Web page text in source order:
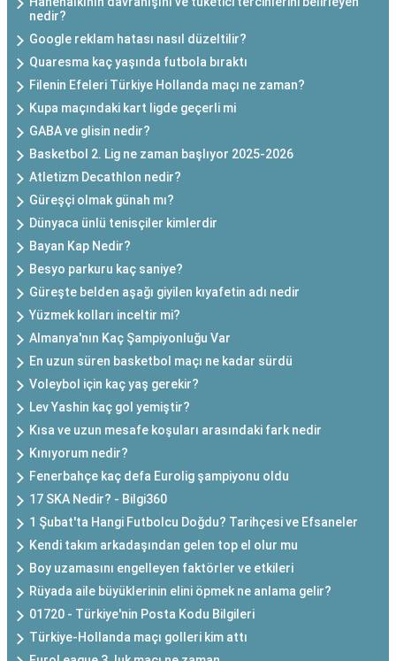
nedir?
Google reklam hatası nasıl düzeltilir?
Quaresma kaç yaşında futbola bıraktı
Filenin Efeleri Türkiye Hollanda maçı ne zaman?
Kupa maçındaki kart ligde geçerli mi
GABA ve glisin nedir?
Basketbol 2. Lig ne zaman başlıyor 2025-2026
Atletizm Decathlon nedir?
Güreşçi olmak günah mı?
Dünyaca ünlü tenisçiler kimlerdir
Bayan Kap Nedir?
Besyo parkuru kaç saniye?
Güreşte belden aşağı giyilen kıyafetin adı nedir
Yüzmek kolları inceltir mi?
Almanya'nın Kaç Şampiyonluğu Var
En uzun süren basketbol maçı ne kadar sürdü
Voleybol için kaç yaş gerekir?
Lev Yashin kaç gol yemiştir?
Kısa ve uzun mesafe koşuları arasındaki fark nedir
Kınıyorum nedir?
Fenerbahçe kaç defa Eurolig şampiyonu oldu
17 SKA Nedir? - Bilgi360
1 Şubat'ta Hangi Futbolcu Doğdu? Tarihçesi ve Efsaneler
Kendi takım arkadaşından gelen top el olur mu
Boy uzamasını engelleyen faktörler ve etkileri
Rüyada aile büyüklerinin elini öpmek ne anlama gelir?
01720 - Türkiye'nin Posta Kodu Bilgileri
Türkiye-Hollanda maçı golleri kim attı